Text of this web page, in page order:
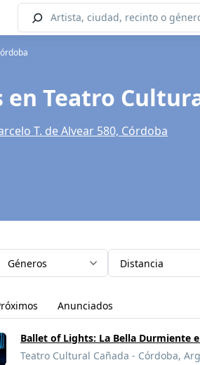
Teatro
T. de Alvear 580, Córdoba
Géneros Distancia
Anunciados
Ballet of Lights: La Bella Durmiente
Teatro Cultural Cañada - Córdoba,